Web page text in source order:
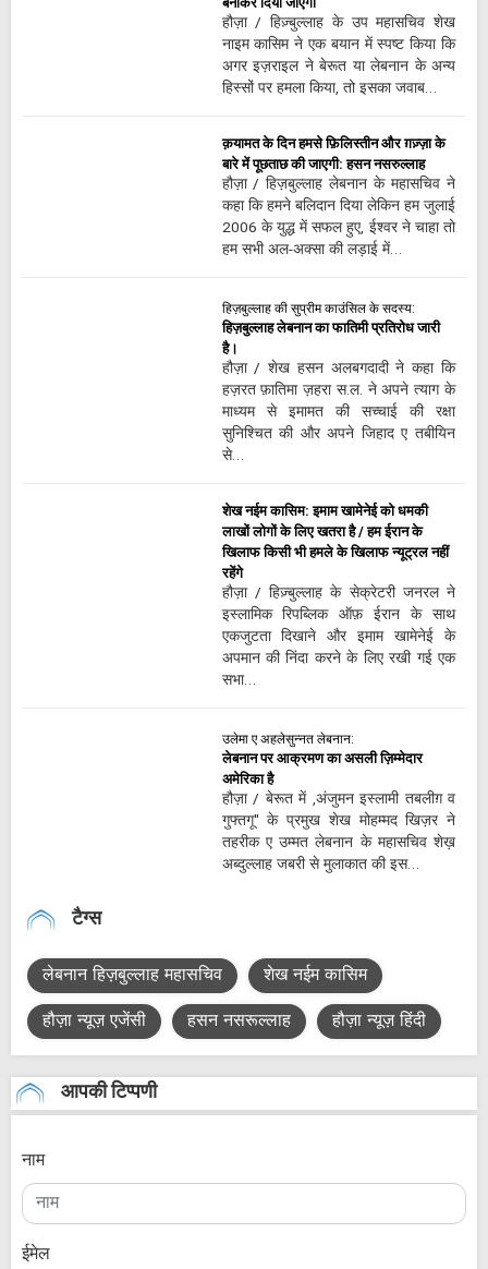
हौज़ा / हिज़्बुल्लाह के उप महासचिव शेख
नाइम कासिम ने एक बयान में स्पष्ट किया कि
अगर इज़राइल ने बेरूत या लेबनान के अन्य
हिस्सों पर हमला किया, तो इसका जवाब…
क़यामत के दिन हमसे फ़िलिस्तीन और ग़ज़्ज़ा के
बारे में पूछताछ की जाएगी: हसन नसरुल्लाह
हौज़ा / हिज़बुल्लाह लेबनान के महासचिव ने
कहा कि हमने बलिदान दिया लेकिन हम जुलाई
2006 के युद्ध में सफल हुए, ईश्वर ने चाहा तो
हम सभी अल-अक्सा की लड़ाई में…
हिज़बुल्लाह की सुप्रीम काउंसिल के सदस्य:
हिज़बुल्लाह लेबनान का फातिमी प्रतिरोध जारी
है।
हौज़ा / शेख हसन अलबगदादी ने कहा कि
हज़रत फ़ातिमा ज़हरा स.ल. ने अपने त्याग के
माध्यम से इमामत की सच्चाई की रक्षा
सुनिश्चित की और अपने जिहाद ए तबीयिन
से…
शेख नईम कासिम: इमाम खामेनेई को धमकी
लाखों लोगों के लिए खतरा है / हम ईरान के
खिलाफ किसी भी हमले के खिलाफ न्यूट्रल नहीं
रहेंगे
हौज़ा / हिज़्बुल्लाह के सेक्रेटरी जनरल ने
इस्लामिक रिपब्लिक ऑफ़ ईरान के साथ
एकजुटता दिखाने और इमाम खामेनेई के
अपमान की निंदा करने के लिए रखी गई एक
सभा…
उलेमा ए अहलेसुन्नत लेबनान:
लेबनान पर आक्रमण का असली ज़िम्मेदार
अमेरिका है
हौज़ा / बेरूत में ,अंजुमन इस्लामी तबलीग़ व
गुफ्तगू" के प्रमुख शेख मोहम्मद खिज़र ने
तहरीक ए उम्मत लेबनान के महासचिव शेख़
अब्दुल्लाह जबरी से मुलाकात की इस…
टैग्स
लेबनान हिज़बुल्लाह महासचिव
शेख नईम कासिम
हौज़ा न्यूज़ एजेंसी
हसन नसरूल्लाह हौज़ा न्यूज़ हिंदी
आपकी टिप्पणी
नाम
ईमेल